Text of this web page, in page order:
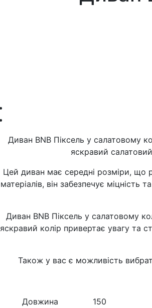
Диван BNB Піксель у салатовому
яскравий
Цей диван має середні розміри, що
матеріалів, він забезпечує
Диван BNB Піксель у салатовому
яскравий колір привертає увагу та
Також у вас є можливість
Довжина
150